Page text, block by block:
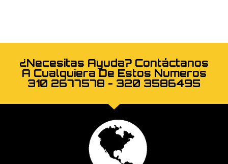
¿Necesitas Ayuda? Contáctanos
A Cualquiera De Estos Numeros
310 2677578 - 320 3586495